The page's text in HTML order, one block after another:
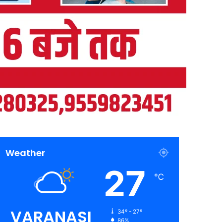
Weather
VARANASI
27 ℃
34º - 27º
86%